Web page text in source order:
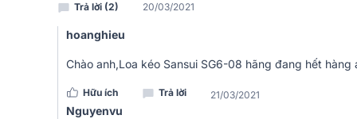
Trả lời (2) 20/03/2021
hoanghieu
Chào anh,Loa kéo Sansui SG6-08 hãng đang hết hàng
Hữu ích Trả lời 21/03/2021
Nguyenvu